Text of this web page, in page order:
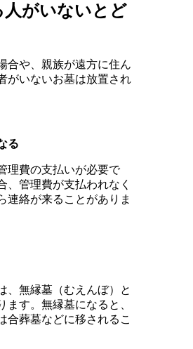
人がいないとど
合や、親族が遠方に住ん
がいないお墓は放置され
る
理費の支払いが必要で
、管理費が支払われなく
連絡が来ることがありま
、無縁墓（むえんぼ）と
ます。無縁墓になると、
合葬墓などに移されるこ